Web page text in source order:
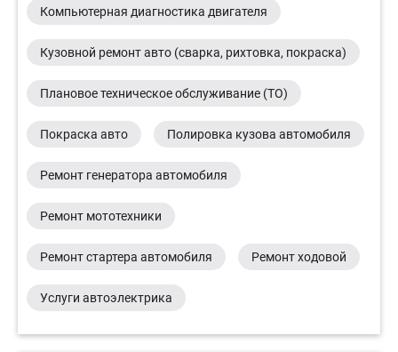
Компьютерная диагностика двигателя
Кузовной ремонт авто (сварка, рихтовка, покраска)
Плановое техническое обслуживание (ТО)
Покраска авто Полировка кузова автомобиля
Ремонт генератора автомобиля
Ремонт мототехники
Ремонт стартера автомобиля Ремонт ходовой
Услуги автоэлектрика